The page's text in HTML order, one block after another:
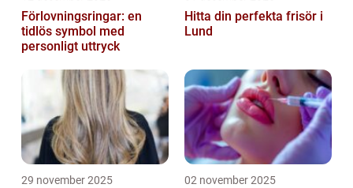
Förlovningsringar: en
tidlös symbol med
personligt uttryck
Hitta din perfekta frisör i
Lund
29 november 2025 02 november 2025